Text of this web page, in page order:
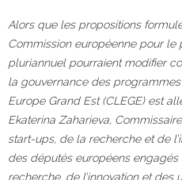
Alors que les propositions
Commission européenne pour le
pluriannuel pourraient modifier
la gouvernance des
Europe Grand Est (CLEGE) est
Ekaterina Zaharieva,
start-ups, de la recherche et de
des députés européens engagés
recherche, de l’innovation et des